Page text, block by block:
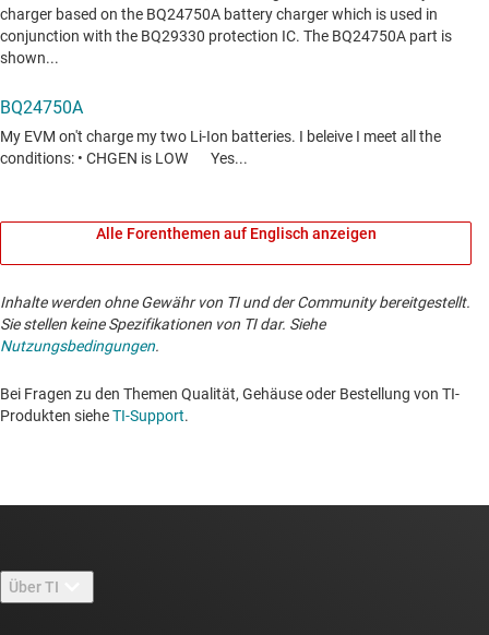
Alle Forenthemen auf Englisch anzeigen
Inhalte werden ohne Gewähr von TI und der Community bereitgestellt.
Sie stellen keine Spezifikationen von TI dar. Siehe
Nutzungsbedingungen.
Bei Fragen zu den Themen Qualität, Gehäuse oder Bestellung von TI-
Produkten sieheTI-Support. ​​​​​​​​​​​​​​
Über TI